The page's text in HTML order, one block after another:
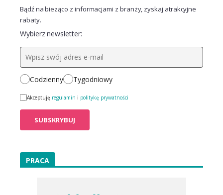
Bądź na bieżąco z informacjami z branży, zyskaj atrakcyjne
rabaty.
Wybierz newsletter:
Codzienny Tygodniowy
Akceptuję regulamin i politykę prywatności
PRACA